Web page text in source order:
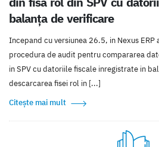
balanța de verificare
Incepand cu versiunea 26.5, in Nexus
procedura de audit pentru compararea
in SPV cu datoriile fiscale inregistrate in
descarcarea fisei rol in [...]
Citește mai mult